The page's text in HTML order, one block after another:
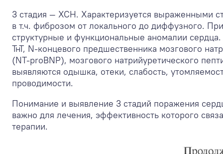
3 стадия — ХСН. Характеризуется выраженными
в т.ч. фиброзом от локального до диффузного.
структурные и функциональные аномалии
ТнТ, N-концевого предшественника мозгового
(NT-proBNP), мозгового натрийуретического
выявляются одышка, отеки, слабость,
проводимости.
Понимание и выявление 3 стадий поражения
важно для лечения, эффективность которого
терапии.